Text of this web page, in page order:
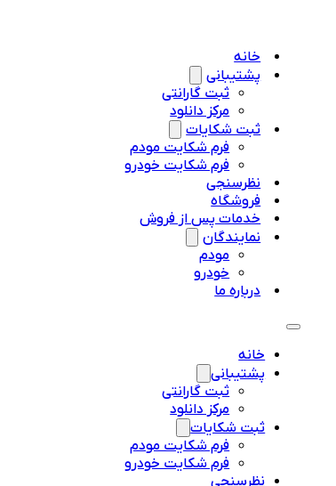
خانه
پشتیبانی
ثبت گارانتی
مرکز دانلود
ثبت شکایات
فرم شکایت مودم
فرم شکایت خودرو
نظرسنجی
فروشگاه
خدمات پس از فروش
نمایندگان
مودم
خودرو
درباره ما
خانه
پشتیبانی
ثبت گارانتی
مرکز دانلود
ثبت شکایات
فرم شکایت مودم
فرم شکایت خودرو
نظرسنجی